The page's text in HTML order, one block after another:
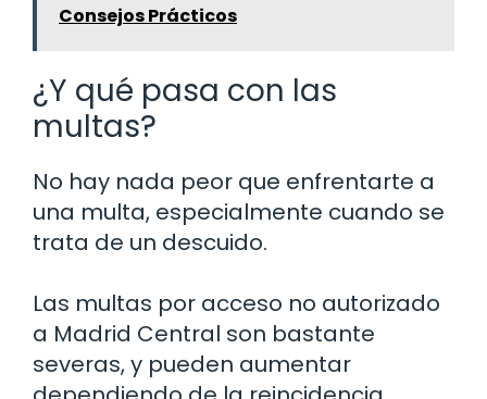
Consejos Prácticos
¿Y qué pasa con las
multas?
No hay nada peor que enfrentarte a
una multa, especialmente cuando se
trata de un descuido.
Las multas por acceso no autorizado
a Madrid Central son bastante
severas, y pueden aumentar